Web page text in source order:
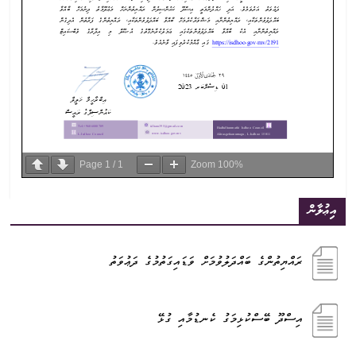
Page 1 / 1 Zoom 100%
އިޢުލާން
ރައްޔިތުންގެ ބައްދަލުވުމަށް ވަޑައިގަތުމުގެ ދަޢުވަތު
އިސްދޫ ބޭސްކުޅިމަގު ކެނޑުމާއި ގުޅޭ